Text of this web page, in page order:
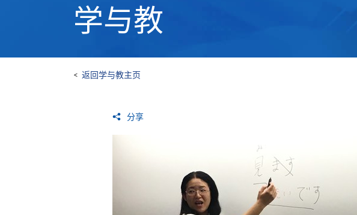
学与教
< 返回学与教主页
分享